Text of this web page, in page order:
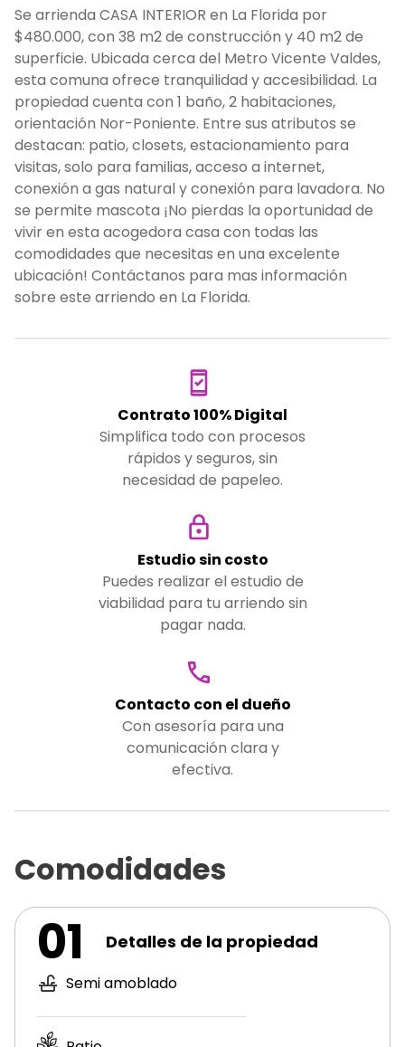
Se arrienda CASA INTERIOR en La Florida por
$480.000, con 38 m2 de construcción y 40 m2 de
superficie. Ubicada cerca del Metro Vicente Valdes,
esta comuna ofrece tranquilidad y accesibilidad. La
propiedad cuenta con 1 baño, 2 habitaciones,
orientación Nor-Poniente. Entre sus atributos se
destacan: patio, closets, estacionamiento para
visitas, solo para familias, acceso a internet,
conexión a gas natural y conexión para lavadora. No
se permite mascota ¡No pierdas la oportunidad de
vivir en esta acogedora casa con todas las
comodidades que necesitas en una excelente
ubicación! Contáctanos para mas información
sobre este arriendo en La Florida.
Contrato 100% Digital
Simplifica todo con procesos
rápidos y seguros, sin
necesidad de papeleo.
Estudio sin costo
Puedes realizar el estudio de
viabilidad para tu arriendo sin
pagar nada.
Contacto con el dueño
Con asesoría para una
comunicación clara y
efectiva.
Comodidades
01 Detalles de la propiedad
Semi amoblado